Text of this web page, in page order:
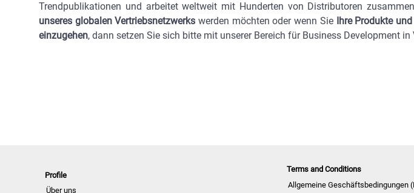
Trendpublikationen und arbeitet weltweit mit Hunderten von Distributoren
unseres globalen Vertriebsnetzwerks werden möchten oder wenn Sie Ihre Produkte
einzugehen, dann setzen Sie sich bitte mit unserer Bereich für Business Development
Profile
Über uns
Terms and Conditions
Allgemeine Geschäftsbedingungen